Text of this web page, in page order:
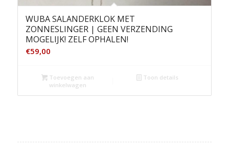
WUBA SALANDERKLOK MET
ZONNESLINGER | GEEN VERZENDING
MOGELIJK! ZELF OPHALEN!
€59,00
Toevoegen aan
winkelwagen
Toon details